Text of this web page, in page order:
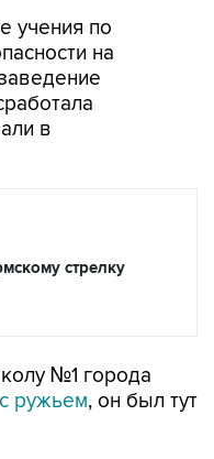
учения по
на
в
стрелку
№1 города
ружьем, он был тут